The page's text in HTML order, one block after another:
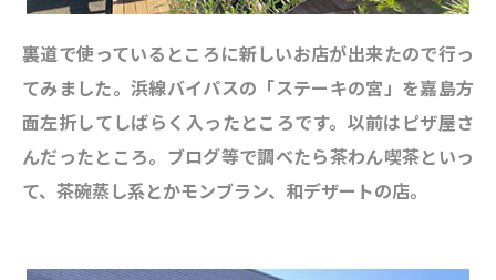
裏道で使っているところに新しいお店が出来たので行っ
てみました。浜線バイパスの「ステーキの宮」を嘉島方
面左折してしばらく入ったところです。以前はピザ屋さ
んだったところ。ブログ等で調べたら茶わん喫茶といっ
て、茶碗蒸し系とかモンブラン、和デザートの店。